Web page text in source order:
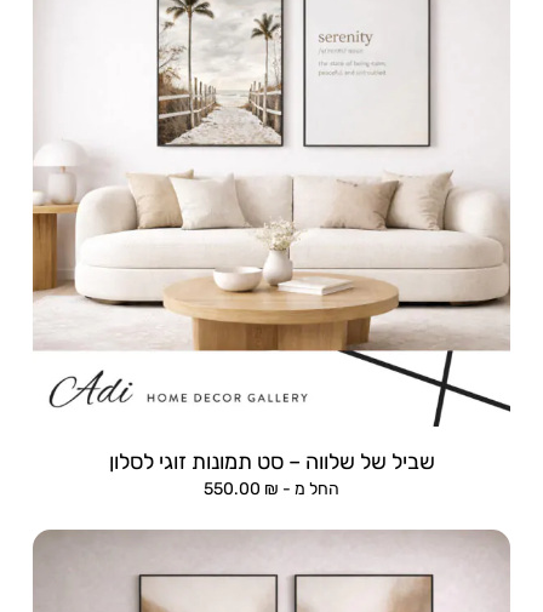
שביל של שלווה – סט תמונות זוגי לסלון
החל מ - 550.00 ₪